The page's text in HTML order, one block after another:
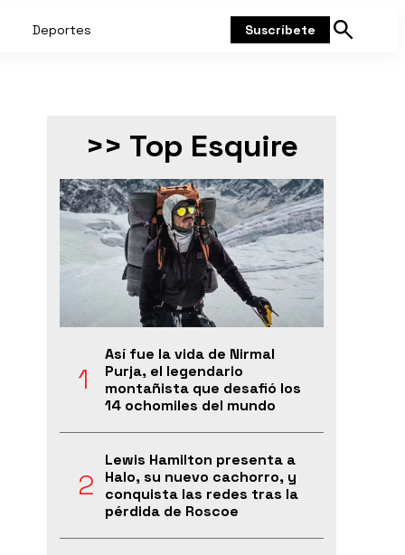
Deportes Suscríbete
Mostrar
>> Top Esquire
Así fue la vida de Nirmal
Purja, el legendario
montañista que desafió los
14 ochomiles del mundo
Lewis Hamilton presenta a
Halo, su nuevo cachorro, y
conquista las redes tras la
pérdida de Roscoe